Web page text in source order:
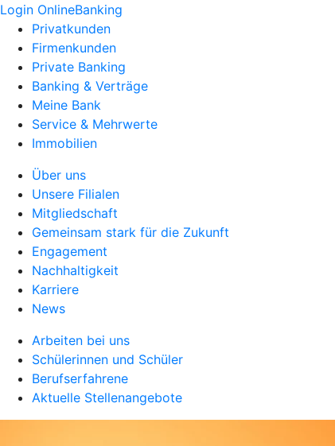
Login OnlineBanking
Privatkunden
Firmenkunden
Private Banking
Banking & Verträge
Meine Bank
Service & Mehrwerte
Immobilien
Über uns
Unsere Filialen
Mitgliedschaft
Gemeinsam stark für die Zukunft
Engagement
Nachhaltigkeit
Karriere
News
Arbeiten bei uns
Schülerinnen und Schüler
Berufserfahrene
Aktuelle Stellenangebote